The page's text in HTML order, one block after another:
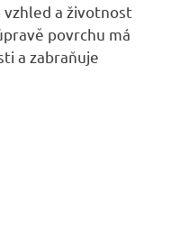
a životnost
povrchu má
a zabraňuje